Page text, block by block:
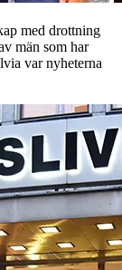
med drottning
män som har
var nyheterna